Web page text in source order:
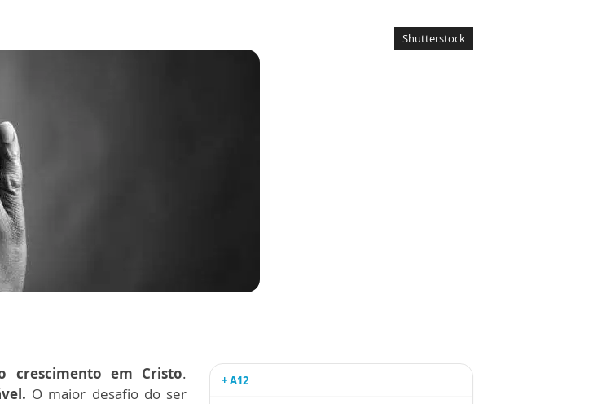
Shutterstock
crescimento em Cristo.
O maior desafio do ser
+ A12